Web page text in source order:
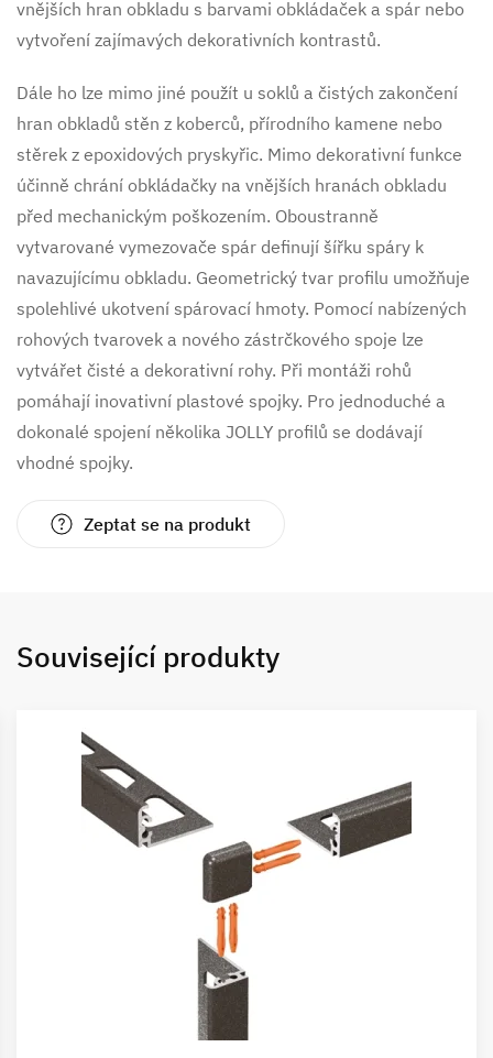
vnějších hran obkladu s barvami obkládaček a spár nebo
vytvoření zajímavých dekorativních kontrastů.
Dále ho lze mimo jiné použít u soklů a čistých zakončení
hran obkladů stěn z koberců, přírodního kamene nebo
stěrek z epoxidových pryskyřic. Mimo dekorativní funkce
účinně chrání obkládačky na vnějších hranách obkladu
před mechanickým poškozením. Oboustranně
vytvarované vymezovače spár definují šířku spáry k
navazujícímu obkladu. Geometrický tvar profilu umožňuje
spolehlivé ukotvení spárovací hmoty. Pomocí nabízených
rohových tvarovek a nového zástrčkového spoje lze
vytvářet čisté a dekorativní rohy. Při montáži rohů
pomáhají inovativní plastové spojky. Pro jednoduché a
dokonalé spojení několika JOLLY profilů se dodávají
vhodné spojky.
Zeptat se na produkt
Související produkty